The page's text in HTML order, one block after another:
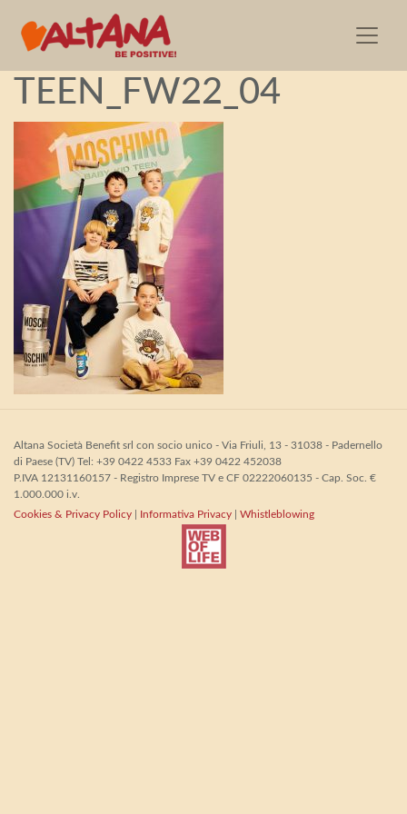
Moschino BABY KID
TEEN_FW22_04
Altana Società Benefit srl con socio unico - Via Friuli, 13 - 31038 - Padernello
di Paese (TV) Tel: +39 0422 4533 Fax +39 0422 452038
P.IVA 12131160157 - Registro Imprese TV e CF 02222060135 - Cap. Soc. €
1.000.000 i.v.
Cookies & Privacy Policy
Informativa Privacy Whistleblowing